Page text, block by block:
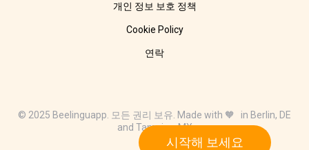
시작해 보세요
개인 정보 보호 정책
Cookie Policy
연락
© 2025 Beelinguapp. 모든 권리 보유. Made with 🧡 in Berlin, DE
and Tampico, MX